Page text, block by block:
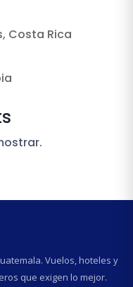
Costa Rica
Vuelos, hoteles y
que exigen lo mejor.